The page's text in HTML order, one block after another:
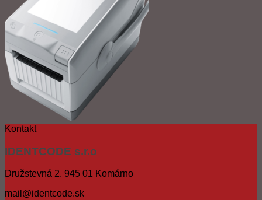
Kontakt
IDENTCODE s.r.o
Družstevná 2. 945 01 Komárno
mail@identcode.sk